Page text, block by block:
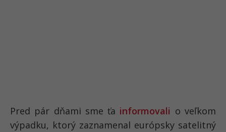
Pred pár dňami sme ťa informovali o veľkom
výpadku, ktorý zaznamenal európsky satelitný